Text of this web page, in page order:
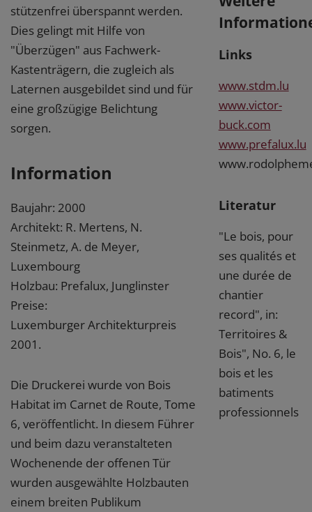
stützenfrei überspannt werden.
Dies gelingt mit Hilfe von
"Überzügen" aus Fachwerk-
Kastenträgern, die zugleich als
Laternen ausgebildet sind und für
eine großzügige Belichtung
sorgen.
Information
Baujahr: 2000
Architekt: R. Mertens, N.
Steinmetz, A. de Meyer,
Luxembourg
Holzbau: Prefalux, Junglinster
Preise:
Luxemburger Architekturpreis
2001.
Die Druckerei wurde von Bois
Habitat im Carnet de Route, Tome
6, veröffentlicht. In diesem Führer
und beim dazu veranstalteten
Wochenende der offenen Tür
wurden ausgewählte Holzbauten
einem breiten Publikum
Links
www.stdm.lu
www.victor-
buck.com
www.prefalux.lu
Literatur
"Le bois, pour
ses qualités et
une durée de
chantier
record", in:
Territoires &
Bois", No. 6, le
bois et les
batiments
professionnels